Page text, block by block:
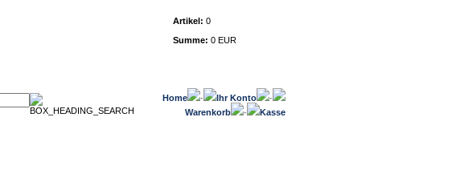
Artikel: 0
Summe: 0 EUR
Home · Ihr Konto
·
Warenkorb
· Kasse